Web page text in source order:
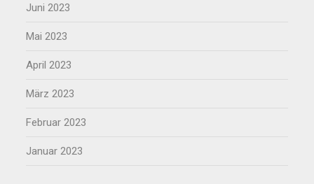
Juni 2023
Mai 2023
April 2023
März 2023
Februar 2023
Januar 2023